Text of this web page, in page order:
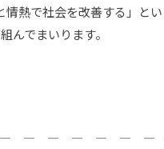
熱で社会を改善する」と
んでまいります。
― ― ― ― ― ― ―